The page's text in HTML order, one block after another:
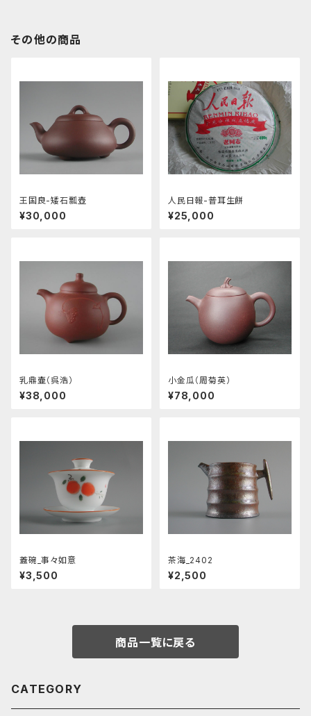
その他の商品
王国良-矮石瓢壺
¥30,000
人民日報-普耳生餅
¥25,000
乳鼎壷（呉浩）
¥38,000
小金瓜（周菊英）
¥78,000
蓋碗_事々如意
¥3,500
茶海_2402
¥2,500
商品一覧に戻る
CATEGORY